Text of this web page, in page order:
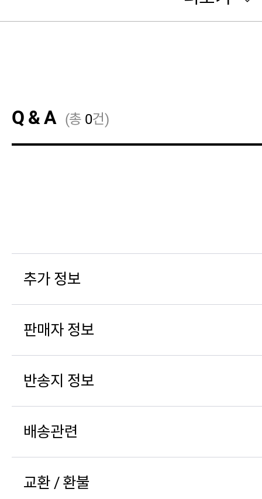
Q & A (총 0건)
추가 정보
판매자 정보
반송지 정보
배송관련
교환 / 환불